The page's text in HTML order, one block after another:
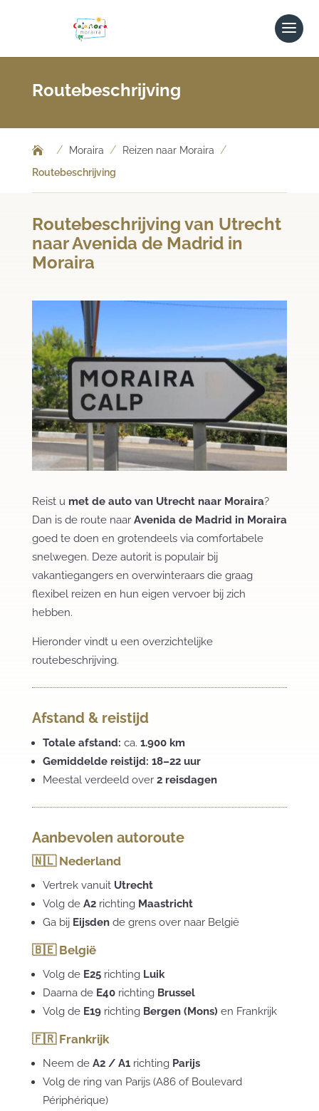
Routebeschrijving
/ Moraira / Reizen naar Moraira /
Routebeschrijving
Routebeschrijving van Utrecht
naar Avenida de Madrid in
Moraira
Reist u met de auto van Utrecht naar Moraira?
Dan is de route naar Avenida de Madrid in Moraira
goed te doen en grotendeels via comfortabele
snelwegen. Deze autorit is populair bij
vakantiegangers en overwinteraars die graag
flexibel reizen en hun eigen vervoer bij zich
hebben.
Hieronder vindt u een overzichtelijke
routebeschrijving.
Afstand & reistijd
Totale afstand: ca. 1.900 km
Gemiddelde reistijd: 18–22 uur
Meestal verdeeld over 2 reisdagen
Aanbevolen autoroute
🇳🇱 Nederland
Vertrek vanuit Utrecht
Volg de A2richting Maastricht
Ga bij Eijsdende grens over naar België
🇧🇪 België
Volg de E25richting Luik
Daarna de E40richting Brussel
Volg de E19richting Bergen (Mons) en Frankrijk
🇫🇷 Frankrijk
Neem de A2 / A1richting Parijs
Volg de ring van Parijs (A86 of Boulevard
Périphérique)